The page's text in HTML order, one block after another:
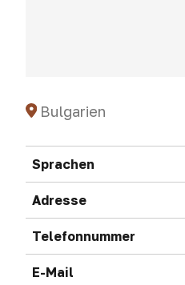
Bulgarien
Sprachen
Adresse
Telefonnummer
E-Mail